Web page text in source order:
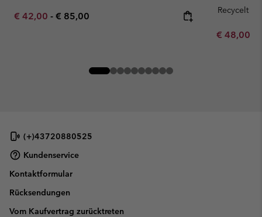
Minimum sale price:
€ 42,00 - Maximum price:
€ 85,00
Recycelt
Minimum
€ 48,00
(+)43720880525
Kundenservice
Kontaktformular
Rücksendungen
Vom Kaufvertrag zurücktreten